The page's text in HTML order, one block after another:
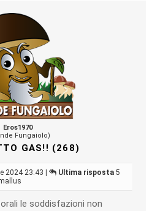
Eros1970
Fungaiolo)
GAS!! (268)
2024 23:43 | Ultima risposta 5
le soddisfazioni non